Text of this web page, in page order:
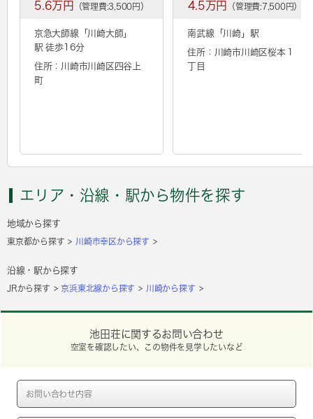
5.6万円 （管理費:3,500円）
京急大師線「 川崎大師」
駅 徒歩16分
住所：川崎市川崎区四谷上
町
4.5万円 （管理費:7,500円）
南武線「 川崎」駅
住所：川崎市川崎区桜本１
丁目
エリア・沿線・駅から物件を探す
地域から探す
東京都から探す 川崎市幸区から探す
沿線・駅から探す
JRから探す 京浜東北線から探す 川崎から探す
池田荘に関するお問い合わせ
空室を確認したい、この物件を見学したいなど